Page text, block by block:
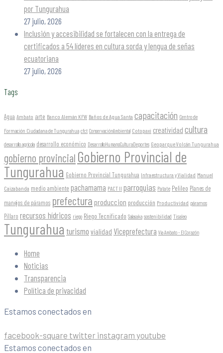
por Tungurahua
27 julio, 2026
Inclusión y accesibilidad se fortalecen con la entrega de
certificados a 54 líderes en cultura sorda y lengua de señas
ecuatoriana
27 julio, 2026
Tags
Agua Ambato arte Banco Alemán KFW Baños de Agua Santa capacitación Centro de
Formación Ciudadana de Tungurahua cfct ConservaciónAmbiental Cotopaxi creatividad cultura
desarrollo agrícola desarrollo económico DesarrolloHumanoCulturaDeportes Geoparque Volcán Tungurahua
gobierno provincial Gobierno Provincial de
Tungurahua Gobierno Provincial Tungurahua Infraestructura y Vialidad Manuel
Caizabanda medio ambiente pachamama PACT II parroquias Patate Pelileo Planes de
manejos de páramos prefectura produccion producción Productividad páramos
Píllaro recursos hídricos riego Riego Tecnificado Salasaka sostenibilidad Tisaleo
Tungurahua turismo vialidad Viceprefectura Vía Ambato - El Corazón
Home
Noticias
Transparencia
Política de privacidad
Estamos conectados en
facebook-square twitter instagram youtube
Estamos conectados en